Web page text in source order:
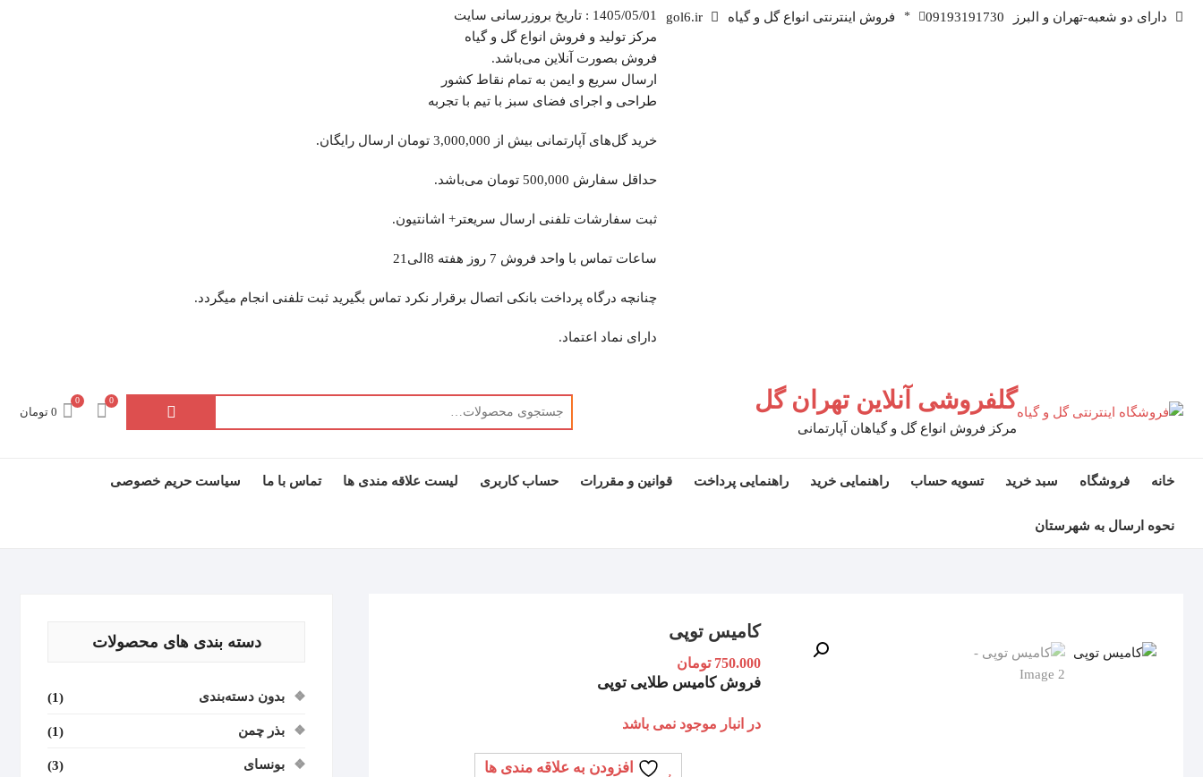
دارای دو شعبه-تهران و البرز * 09193191730 فروش اینترنتی انواع گل و گیاه
1405/05/01 : تاریخ بروزرسانی سایت
مرکز تولید و فروش انواع گل و گیاه
فروش بصورت آنلاین می‌باشد.
ارسال سریع و ایمن به تمام نقاط کشور
طراحی و اجرای فضای سبز با تیم با تجربه
خرید گل‌های آپارتمانی بیش از 3,000,000 تومان ارسال رایگان.
حداقل سفارش 500,000 تومان می‌باشد.
ثبت سفارشات تلفنی ارسال سریعتر+ اشانتیون‌.
ساعات تماس با واحد فروش 7 روز هفته 8الی21
چنانچه درگاه پرداخت بانکی اتصال برقرار نکرد تماس بگیرید ثبت تلفنی انجام میگردد.
دارای نماد اعتماد.
گلفروشی آنلاین تهران گل
مرکز فروش انواع گل و گیاهان آپارتمانی
0
0 تومان
0
خانه فروشگاه سبد خرید تسویه حساب راهنمایی خرید راهنمایی پرداخت قوانین و مقررات حساب کاربری لیست علاقه مندی ها تماس با ما سیاست حریم خصوصی
نحوه ارسال به شهرستان
کامیس توپی
750.000 تومان
فروش کامیس طلایی توپی
در انبار موجود نمی باشد
افزودن به علاقه مندی ها
دسته بندی های محصولات
بدون دسته‌بندی (1)
بذر چمن (1)
بونسای (3)